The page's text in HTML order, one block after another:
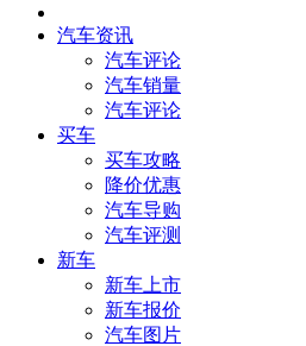
汽车资讯
汽车评论
汽车销量
汽车评论
买车
买车攻略
降价优惠
汽车导购
汽车评测
新车
新车上市
新车报价
汽车图片